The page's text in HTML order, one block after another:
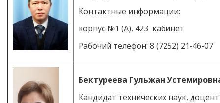
Контактные информации:
корпус №1 (А), 423 кабинет
Рабочий телефон: 8 (7252) 21-46-07
Бектуреева Гульжан
Кандидат технических наук, доцент